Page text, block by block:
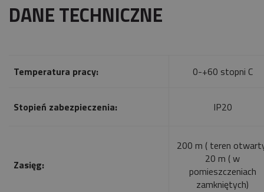
DANE TECHNICZNE
Temperatura pracy: 0-+60 stopni C
Stopień zabezpieczenia: IP20
Zasięg:
200 m ( teren
20 m ( w
pomieszczeniach
zamkniętych)